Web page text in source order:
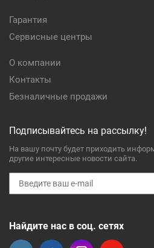
Гарантия
Сервисные центры
О компании
Контакты
Безналичные продажи
Подписывайтесь на рассылку!
На вашу почту будет приходить
другие интересные новости сайта.
Найдите нас в соц. сетях